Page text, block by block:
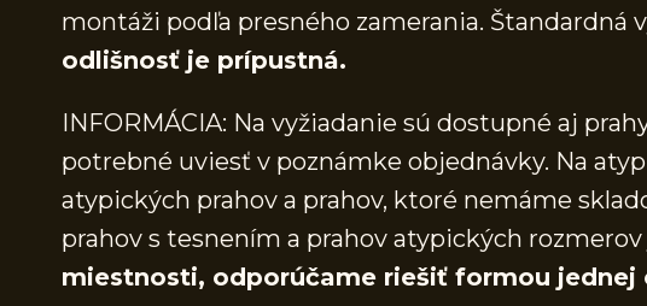
montáži podľa presného zamerania. Štandardná
odlišnosť je prípustná.
INFORMÁCIA: Na vyžiadanie sú dostupné aj
potrebné uviesť v poznámke objednávky. Na
atypických prahov a prahov, ktoré nemáme
prahov s tesnením a prahov atypických
miestnosti, odporúčame riešiť formou